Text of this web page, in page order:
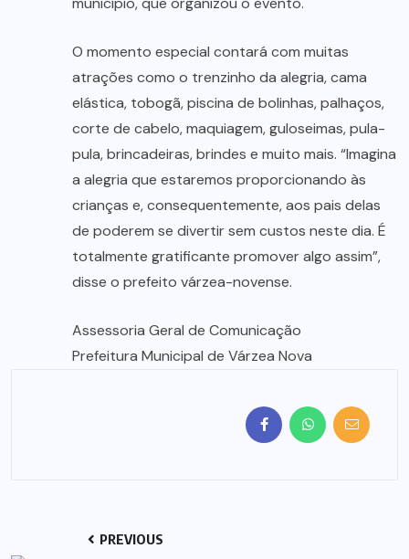
O momento especial contará com muitas
atrações como o trenzinho da alegria, cama
elástica, tobogã, piscina de bolinhas, palhaços,
corte de cabelo, maquiagem, guloseimas, pula-
pula, brincadeiras, brindes e muito mais. “Imagina
a alegria que estaremos proporcionando às
crianças e, consequentemente, aos pais delas
de poderem se divertir sem custos neste dia. É
totalmente gratificante promover algo assim”,
disse o prefeito várzea-novense.
Assessoria Geral de Comunicação
Prefeitura Municipal de Várzea Nova
PREVIOUS